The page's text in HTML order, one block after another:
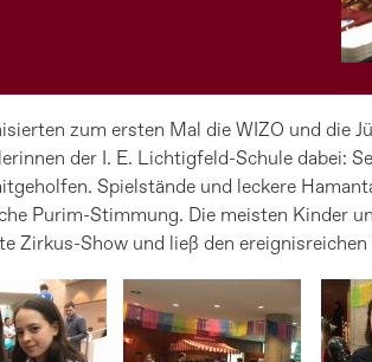
zum ersten Mal die WIZO und die
der I. E. Lichtigfeld-Schule dabei:
Spielstände und leckere
Purim-Stimmung. Die meisten Kinder
Show und ließ den ereignisreichen